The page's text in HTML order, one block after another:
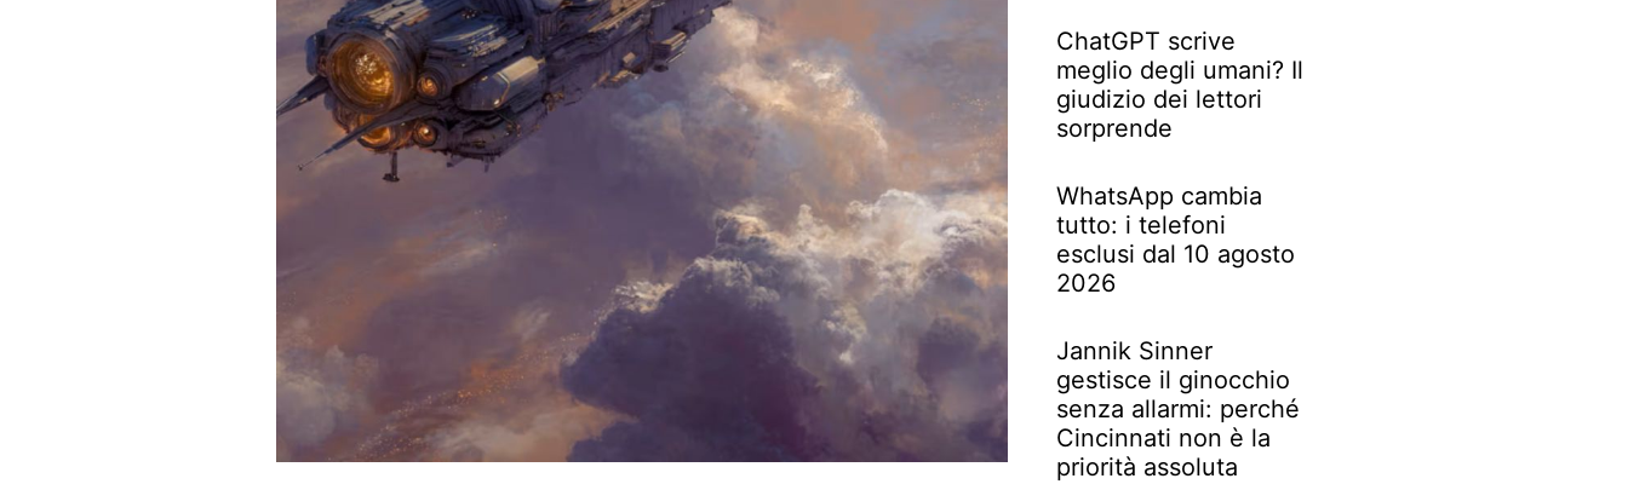
ChatGPT scrive
meglio degli umani? Il
giudizio dei lettori
sorprende
WhatsApp cambia
tutto: i telefoni
esclusi dal 10 agosto
2026
Jannik Sinner
gestisce il ginocchio
senza allarmi: perché
Cincinnati non è la
priorità assoluta